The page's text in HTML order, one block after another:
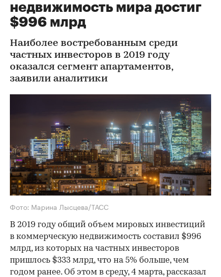
недвижимость мира достиг
$996 млрд
Наиболее востребованным среди
частных инвесторов в 2019 году
оказался сегмент апартаментов,
заявили аналитики
Фото: Марина Лысцева/ТАСС
В 2019 году общий объем мировых инвестиций
в коммерческую недвижимость составил $996
млрд, из которых на частных инвесторов
пришлось $333 млрд, что на 5% больше, чем
годом ранее. Об этом в среду, 4 марта, рассказал